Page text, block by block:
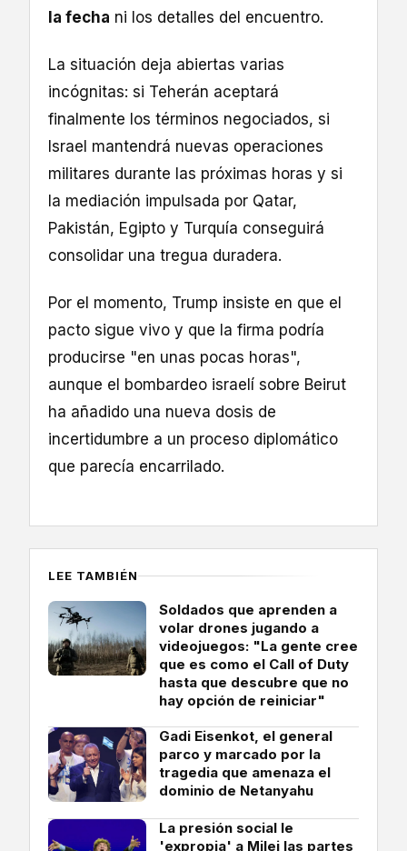
la fecha ni los detalles del encuentro.
La situación deja abiertas varias
incógnitas: si Teherán aceptará
finalmente los términos negociados, si
Israel mantendrá nuevas operaciones
militares durante las próximas horas y si
la mediación impulsada por Qatar,
Pakistán, Egipto y Turquía conseguirá
consolidar una tregua duradera.
Por el momento, Trump insiste en que el
pacto sigue vivo y que la firma podría
producirse "en unas pocas horas",
aunque el bombardeo israelí sobre Beirut
ha añadido una nueva dosis de
incertidumbre a un proceso diplomático
que parecía encarrilado.
LEE TAMBIÉN
Soldados que aprenden a
volar drones jugando a
videojuegos: "La gente cree
que es como el Call of Duty
hasta que descubre que no
hay opción de reiniciar"
Gadi Eisenkot, el general
parco y marcado por la
tragedia que amenaza el
dominio de Netanyahu
La presión social le
'expropia' a Milei las partes